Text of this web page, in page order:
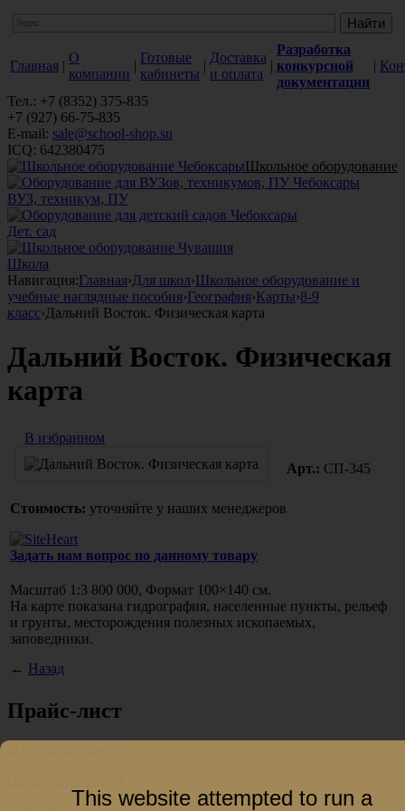
Главная |
О
компании
|
Готовые
кабинеты
|
Доставка
и оплата
|
Разработка
конкурсной
документации
|
Тел.: +7 (8352) 375-835
+7 (927) 66-75-835
E-mail: sale@school-shop.su
ICQ: 642380475
Школьное оборудование
ВУЗ, техникум, ПУ
Дет. сад
Школа
Навигация:Главная›Для школ›Школьное оборудование и
учебные наглядные пособия›География›Карты›8-9
класс›Дальний Восток. Физическая карта
Дальний Восток. Физическая
карта
В избранном
Арт.: СП-345
Стоимость: уточняйте у наших менеджеров
Задать нам вопрос по данному товару
Масштаб 1:3 800 000, Формат 100×140 см.
На карте показана гидрография, населенные пункты, рельеф
и грунты, месторождения полезных ископаемых,
заповедники.
← Назад
Прайс-лист
This website attempted to run a